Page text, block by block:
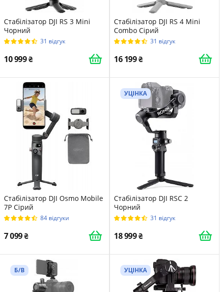
Стабілізатор DJI RS 3 Mini
Чорний
31 відгук
10 999
Стабілізатор DJI RS 4 Mini
Combo Сірий
31 відгук
16 199
Стабілізатор DJI Osmo Mobile
7P Сірий
84 відгуки
7 099
УЦІНКА
Стабілізатор DJI RSC 2
Чорний
31 відгук
18 999
Б/В УЦІНКА